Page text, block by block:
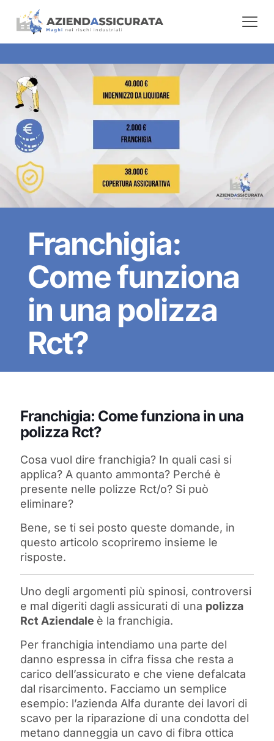
Franchigia:
Come funziona
in una polizza
Rct?
Franchigia: Come funziona in una
polizza Rct?
Cosa vuol dire franchigia? In quali casi si
applica? A quanto ammonta? Perché è
presente nelle polizze Rct/o? Si può
eliminare?
Bene, se ti sei posto queste domande, in
questo articolo scopriremo insieme le
risposte.
Uno degli argomenti più spinosi, controversi
e mal digeriti dagli assicurati di una polizza
Rct Aziendale è la franchigia.
Per franchigia intendiamo una parte del
danno espressa in cifra fissa che resta a
carico dell’assicurato e che viene defalcata
dal risarcimento. Facciamo un semplice
esempio: l’azienda Alfa durante dei lavori di
scavo per la riparazione di una condotta del
metano danneggia un cavo di fibra ottica